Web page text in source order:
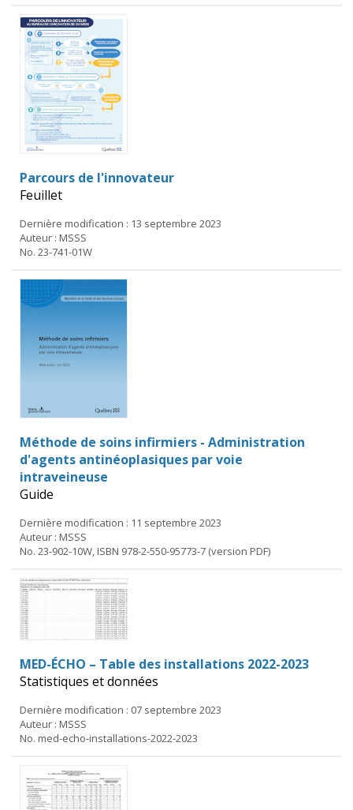
Parcours de l'innovateur
Feuillet
Dernière modification : 13 septembre 2023
Auteur : MSSS
No. 23-741-01W
Méthode de soins infirmiers - Administration
d'agents antinéoplasiques par voie
intraveineuse
Guide
Dernière modification : 11 septembre 2023
Auteur : MSSS
No. 23-902-10W, ISBN 978-2-550-95773-7 (version PDF)
MED-ÉCHO – Table des installations 2022-2023
Statistiques et données
Dernière modification : 07 septembre 2023
Auteur : MSSS
No. med-echo-installations-2022-2023